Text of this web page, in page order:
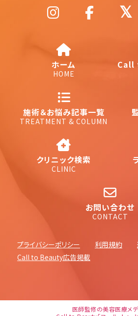
ホーム
HOME
Call
施術＆お悩み記事一覧
TREATMENT & COLUMN
クリニック検索
CLINIC
お問い合わせ
CONTACT
プライバシーポリシー 利用規約
Call to Beauty広告掲載
医師監修の美容医療メデ